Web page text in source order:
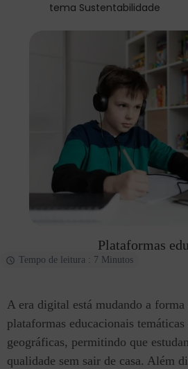
tema Sustentabilidade
Plataformas
Tempo de leitura : 7 Minutos
A era digital está mudando a forma
plataformas educacionais
geográficas, permitindo que
qualidade sem sair de casa. Além